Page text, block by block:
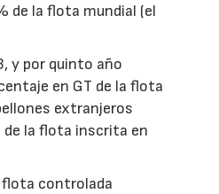
de la flota mundial (el
y por quinto año
en GT de la flota
extranjeros
de la flota inscrita en
flota controlada